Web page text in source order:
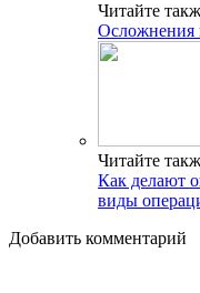
Читайте
Осложнения
Читайте
Как делают
виды
Добавить комментарий